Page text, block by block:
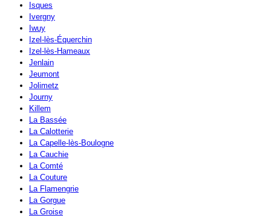
Isques
Ivergny
Iwuy
Izel-lès-Équerchin
Izel-lès-Hameaux
Jenlain
Jeumont
Jolimetz
Journy
Killem
La Bassée
La Calotterie
La Capelle-lès-Boulogne
La Cauchie
La Comté
La Couture
La Flamengrie
La Gorgue
La Groise